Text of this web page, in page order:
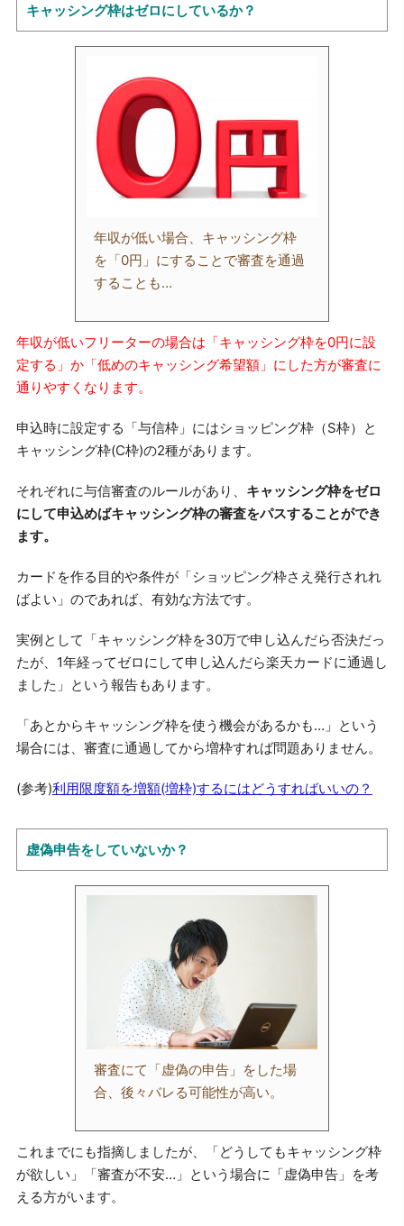
キャッシング枠はゼロにしているか？
年収が低い場合、キャッシング枠
を「0円」にすることで審査を通過
することも…
年収が低いフリーターの場合は「キャッシング枠を0円に設
定する」か「低めのキャッシング希望額」にした方が審査に
通りやすくなります。
申込時に設定する「与信枠」にはショッピング枠（S枠）と
キャッシング枠(C枠)の2種があります。
それぞれに与信審査のルールがあり、 キャッシング枠をゼロ
にして申込めばキャッシング枠の審査をパスすることができ
ます。
カードを作る目的や条件が「ショッピング枠さえ発行されれ
ばよい」のであれば、有効な方法です。
実例として「キャッシング枠を30万で申し込んだら否決だっ
たが、1年経ってゼロにして申し込んだら楽天カードに通過し
ました」という報告もあります。
「あとからキャッシング枠を使う機会があるかも…」という
場合には、審査に通過してから増枠すれば問題ありません。
(参考)利用限度額を増額(増枠)するにはどうすればいいの？
虚偽申告をしていないか？
審査にて「虚偽の申告」をした場
合、後々バレる可能性が高い。
これまでにも指摘しましたが、「どうしてもキャッシング枠
が欲しい」「審査が不安…」という場合に「虚偽申告」を考
える方がいます。